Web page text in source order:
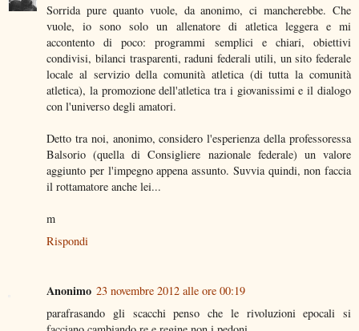
Sorrida pure quanto vuole, da anonimo, ci mancherebbe. Che
vuole, io sono solo un allenatore di atletica leggera e mi
accontento di poco: programmi semplici e chiari, obiettivi
condivisi, bilanci trasparenti, raduni federali utili, un sito federale
locale al servizio della comunità atletica (di tutta la comunità
atletica), la promozione dell'atletica tra i giovanissimi e il dialogo
con l'universo degli amatori.
Detto tra noi, anonimo, considero l'esperienza della professoressa
Balsorio (quella di Consigliere nazionale federale) un valore
aggiunto per l'impegno appena assunto. Suvvia quindi, non faccia
il rottamatore anche lei...
m
Rispondi
Anonimo 23 novembre 2012 alle ore 00:19
parafrasando gli scacchi penso che le rivoluzioni epocali si